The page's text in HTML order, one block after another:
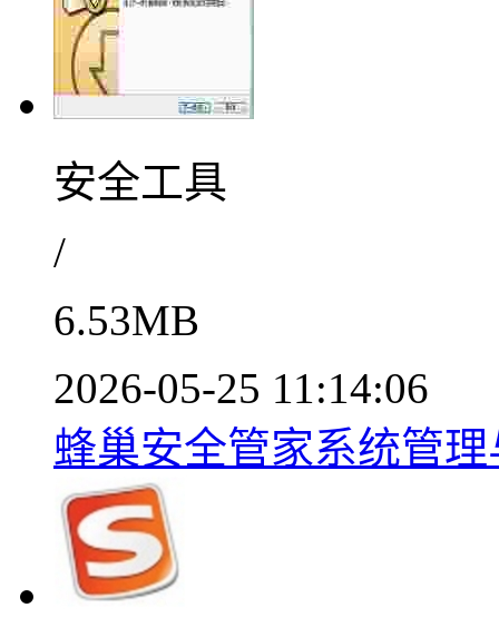
安全工具
/
6.53MB
2026-05-25 11:14:06
蜂巢安全管家系统管